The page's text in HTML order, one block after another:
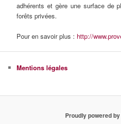
adhérents et gère une surface de
forêts privées.
Pour en savoir plus : http://
Mentions légales
Proudly powered